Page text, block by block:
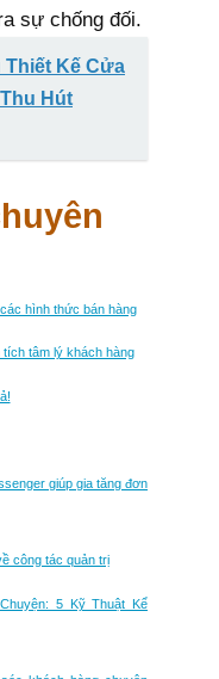
sự chống đối.
Thiết Kế Cửa
Hút
hình thức bán hàng
tâm lý khách hàng
giúp gia tăng đơn
công tác quản trị
5 Kỹ Thuật Kể